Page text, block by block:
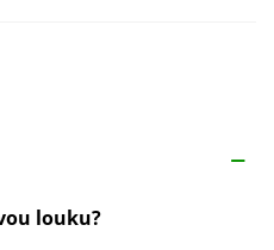
louku?